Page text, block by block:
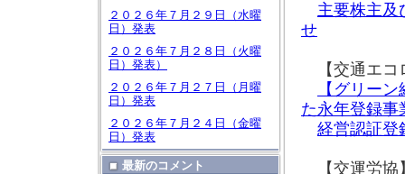
２０２６年７月２９日（水曜
日）発表
２０２６年７月２８日（火曜
日）発表）
２０２６年７月２７日（月曜
日）発表
２０２６年７月２４日（金曜
日）発表
最新のコメント
主要株主及
せ
【交通エコ
【グリー
た永年登録事
経営認証登
【交運労協